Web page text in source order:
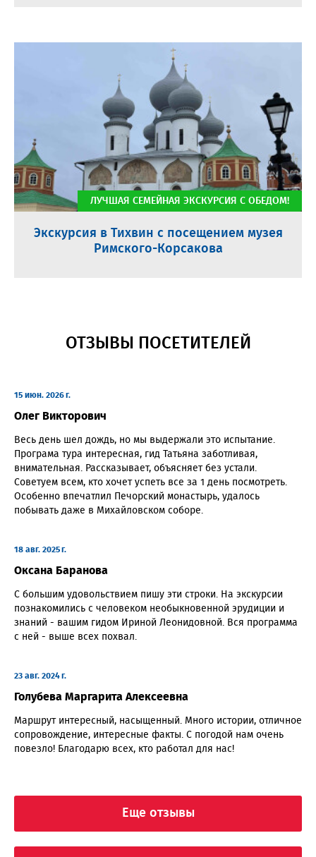
Экскурсия в Тихвин с посещением музея
Римского-Корсакова
ЛУЧШАЯ СЕМЕЙНАЯ ЭКСКУРСИЯ С ОБЕДОМ!
ОТЗЫВЫ ПОСЕТИТЕЛЕЙ
15 июн. 2026 г.
Олег Викторович
Весь день шел дождь, но мы выдержали это испытание.
Програма тура интересная, гид Татьяна заботливая,
внимательная. Рассказывает, объясняет без устали.
Советуем всем, кто хочет успеть все за 1 день посмотреть.
Особенно впечатлил Печорский монастырь, удалось
побывать даже в Михайловском соборе.
18 авг. 2025 г.
Оксана Баранова
С большим удовольствием пишу эти строки. На экскурсии
познакомились с человеком необыкновенной эрудиции и
знаний - вашим гидом Ириной Леонидовной. Вся программа
с ней - выше всех похвал.
23 авг. 2024 г.
Голубева Маргарита Алексеевна
Маршрут интересный, насыщенный. Много истории, отличное
сопровождение, интересные факты. С погодой нам очень
повезло! Благодарю всех, кто работал для нас!
Еще отзывы